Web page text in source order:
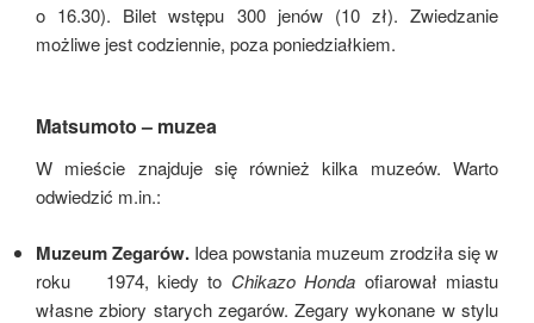
o 16.30). Bilet wstępu 300 jenów (10 zł). Zwiedzanie
możliwe jest codziennie, poza poniedziałkiem.
Matsumoto – muzea
W mieście znajduje się również kilka muzeów. Warto
odwiedzić m.in.:
Muzeum Zegarów. Idea powstania muzeum zrodziła się w
roku 1974, kiedy to Chikazo Honda ofiarował miastu
własne zbiory starych zegarów. Zegary wykonane w stylu